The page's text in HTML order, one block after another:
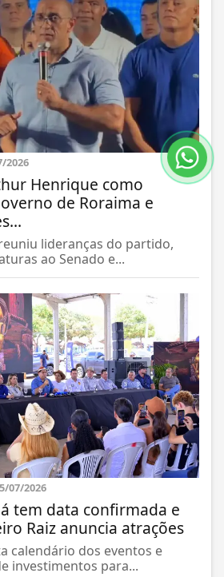
2026
Henrique como
de Roraima e
lideranças do partido,
ao Senado e...
07/2026
tem data confirmada e
Raiz anuncia atrações
calendário dos eventos e
investimentos para...